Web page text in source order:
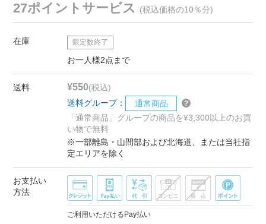
27ポイントサービス (税込価格の10％分)
在庫 限定数終了
お一人様2点まで
送料 ¥550(税込)
送料グループ：
通常商品
「通常商品」グループの商品を¥3,300以上のお買
い物で無料
※一部離島・山間部および北海道、または当社指
定エリアを除く
お支払い
方法
ご利用いただけるPay払い